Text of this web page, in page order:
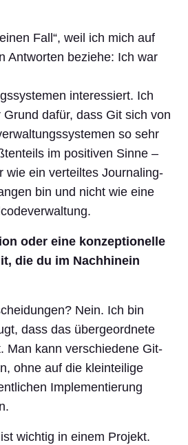
Fall“, weil ich mich auf
Antworten beziehe: Ich war
interessiert. Ich
dafür, dass Git sich von
so sehr
im positiven Sinne –
wie ein verteiltes Journaling-
bin und nicht wie eine
oder eine konzeptionelle
die du im Nachhinein
Nein. Ich bin
dass das übergeordnete
Man kann verschiedene Git-
ohne auf die kleinteilige
Implementierung
wichtig in einem Projekt.